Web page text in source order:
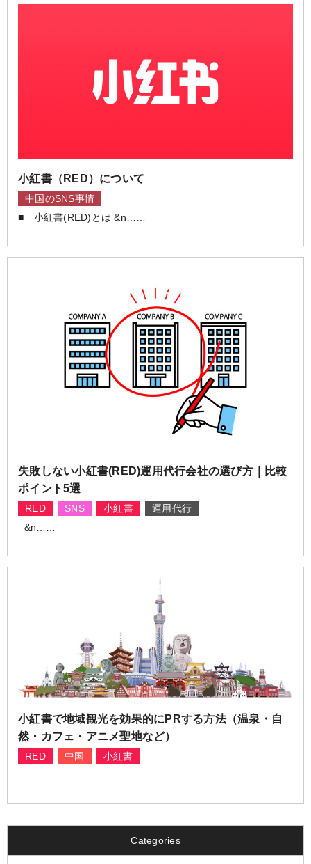
k
b
小紅書（RED）について
中国のSNS事情
■ 小紅書(RED)とは &n……
失敗しない小紅書(RED)運用代行会社の選び方｜比較
ポイント5選
RED SNS 小紅書
運用代行
&n……
小紅書で地域観光を効果的にPRする方法（温泉・自
然・カフェ・アニメ聖地など）
RED 中国
小紅書
……
Categories